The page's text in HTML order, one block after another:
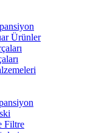
Ürünler
Filtre